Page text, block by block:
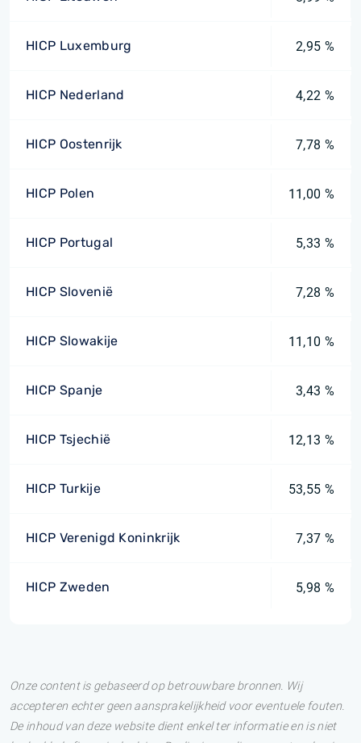
HICP Luxemburg 2,95 %
HICP Nederland 4,22 %
HICP Oostenrijk 7,78 %
HICP Polen 11,00 %
HICP Portugal 5,33 %
HICP Slovenië 7,28 %
HICP Slowakije 11,10 %
HICP Spanje 3,43 %
HICP Tsjechië 12,13 %
HICP Turkije 53,55 %
HICP Verenigd Koninkrijk 7,37 %
HICP Zweden 5,98 %
Onze content is gebaseerd op betrouwbare bronnen. Wij
accepteren echter geen aansprakelijkheid voor eventuele fouten.
De inhoud van deze website dient enkel ter informatie en is niet